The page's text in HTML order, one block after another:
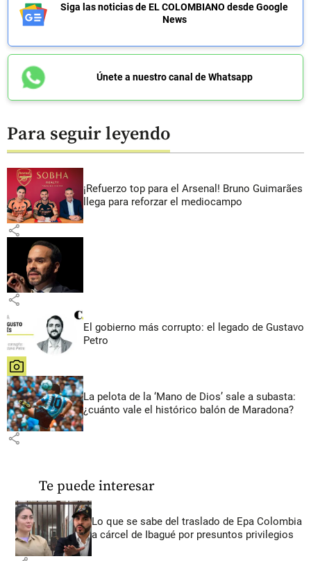
Siga las noticias de EL COLOMBIANO desde Google
News
Únete a nuestro canal de Whatsapp
Para seguir leyendo
¡Refuerzo top para el Arsenal! Bruno Guimarães
llega para reforzar el mediocampo
share
share
El gobierno más corrupto: el legado de Gustavo
Petro
share
La pelota de la ‘Mano de Dios’ sale a subasta:
¿cuánto vale el histórico balón de Maradona?
share
Te puede interesar
Lo que se sabe del traslado de Epa Colombia
a cárcel de Ibagué por presuntos privilegios